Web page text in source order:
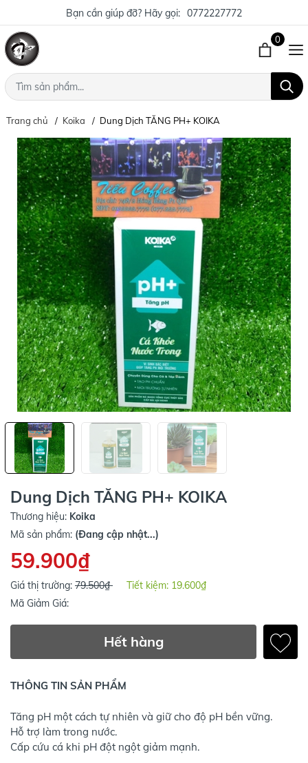
Bạn cần giúp đỡ? Hãy gọi: 0772227772
0
Trang chủ Koika Dung Dịch TĂNG PH+ KOIKA
Dung Dịch TĂNG PH+ KOIKA
Thương hiệu: Koika
Mã sản phẩm: (Đang cập nhật...)
59.900₫
Giá thị trường: 79.500₫ Tiết kiệm: 19.600₫
Mã Giảm Giá:
Hết hàng
THÔNG TIN SẢN PHẨM
Tăng pH một cách tự nhiên và giữ cho độ pH bền vững.
Hỗ trợ làm trong nước.
Cấp cứu cá khi pH đột ngột giảm mạnh.